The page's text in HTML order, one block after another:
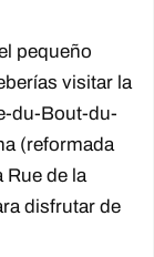
pequeño
visitar la
du-Bout-du-
(reformada
Rue de la
disfrutar de